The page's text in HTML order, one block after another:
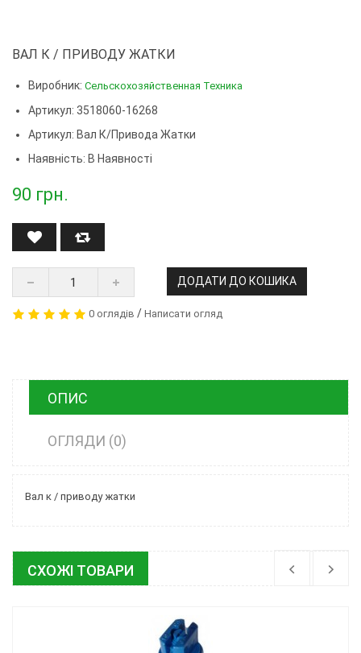
ВАЛ К / ПРИВОДУ ЖАТКИ
Виробник: Сельскохозяйственная Техника
Артикул: 3518060-16268
Артикул: Вал К/привода Жатки
Наявність: В Наявності
90 грн.
ДОДАТИ ДО КОШИКА
0 оглядів / Написати огляд
ОПИС
ОГЛЯДИ (0)
Вал к / приводу жатки
СХОЖІ ТОВАРИ